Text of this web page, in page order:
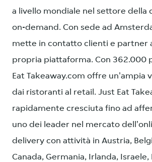
a livello mondiale nel settore della
on-demand. Con sede ad
mette in contatto clienti e partner
propria piattaforma. Con 362.000
Eat Takeaway.com offre un'ampia
dai ristoranti al retail. Just Eat
rapidamente cresciuta fino ad
uno dei leader nel mercato
delivery con attività in Austria,
Canada, Germania, Irlanda, Israele,